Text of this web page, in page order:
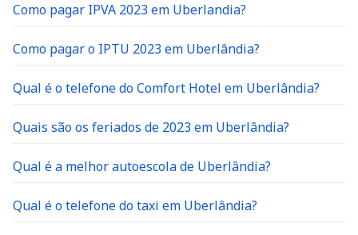
Como pagar IPVA 2023 em Uberlandia?
Como pagar o IPTU 2023 em Uberlândia?
Qual é o telefone do Comfort Hotel em Uberlândia?
Quais são os feriados de 2023 em Uberlândia?
Qual é a melhor autoescola de Uberlândia?
Qual é o telefone do taxi em Uberlândia?